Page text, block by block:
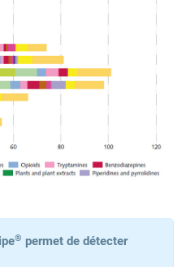
® permet de détecter